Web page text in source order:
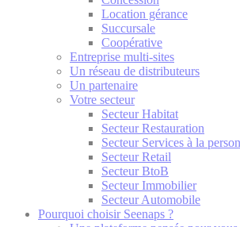
Location gérance
Succursale
Coopérative
Entreprise multi-sites
Un réseau de distributeurs
Un partenaire
Votre secteur
Secteur Habitat
Secteur Restauration
Secteur Services à la
Secteur Retail
Secteur BtoB
Secteur Immobilier
Secteur Automobile
Pourquoi choisir Seenaps ?